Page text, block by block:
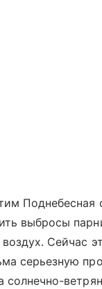
Поднебесная
выбросы
Сейчас
серьезную
солнечно-